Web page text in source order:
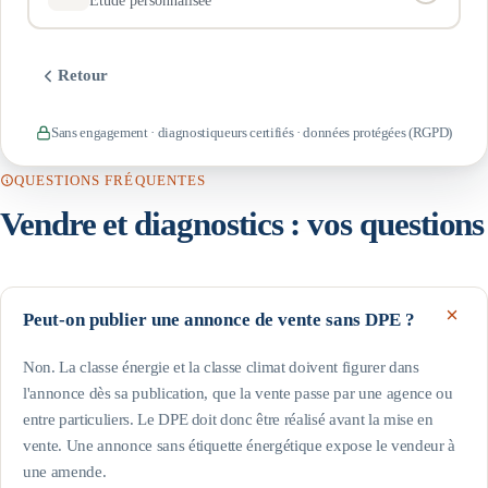
Retour
Sans engagement · diagnostiqueurs certifiés · données protégées (RGPD)
QUESTIONS FRÉQUENTES
Vendre et diagnostics : vos questions
Peut-on publier une annonce de vente sans DPE ?
Non. La classe énergie et la classe climat doivent figurer dans
l'annonce dès sa publication, que la vente passe par une agence ou
entre particuliers. Le DPE doit donc être réalisé avant la mise en
vente. Une annonce sans étiquette énergétique expose le vendeur à
une amende.